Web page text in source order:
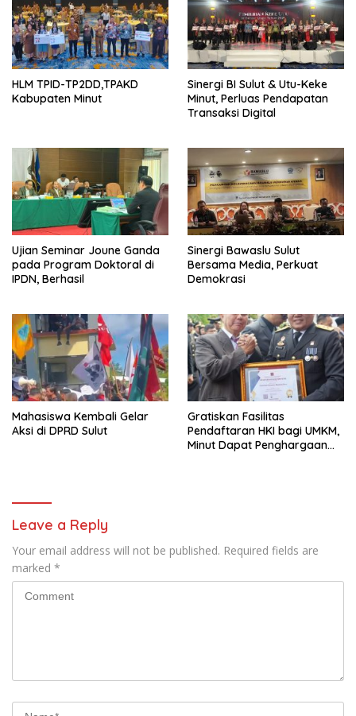
HLM TPID-TP2DD,TPAKD
Kabupaten Minut
Sinergi BI Sulut & Utu-Keke
Minut, Perluas Pendapatan
Transaksi Digital
Ujian Seminar Joune Ganda
pada Program Doktoral di
IPDN, Berhasil
Sinergi Bawaslu Sulut
Bersama Media, Perkuat
Demokrasi
Mahasiswa Kembali Gelar
Aksi di DPRD Sulut
Gratiskan Fasilitas
Pendaftaran HKI bagi UMKM,
Minut Dapat Penghargaan
Leave a Reply
Your email address will not be published. Required fields are
marked *